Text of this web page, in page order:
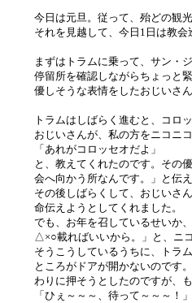
今日は元旦。従って、殆どの観
それを見越して、今日1日は教
まずはトラムに乗って、サン・
停留所を確認しながらちょっと
優しそうな表情をしたおじいさん
トラムはしばらく進むと、コロ
おじいさんが、私の方をニコニ
「あれがコロッセオだよ」
と、教えてくれたのです。その
会へ向かう所なんです。」と伝え
その後しばらくして、おじいさ
命伝えようとしてくれました。
でも、お年を召しているせいか
△×○載ればいいから。」と、ニ
そうこうしているうちに、トラ
ところがドアが開かないのです
わりに押そうとしたのですが、
「ひぇ～～～、待って～～～！」